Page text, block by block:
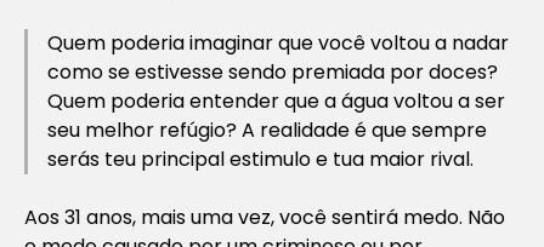
Quem poderia imaginar que você voltou a nadar
como se estivesse sendo premiada por doces?
Quem poderia entender que a água voltou a ser
seu melhor refúgio? A realidade é que sempre
serás teu principal estimulo e tua maior rival.
Aos 31 anos, mais uma vez, você sentirá medo. Não